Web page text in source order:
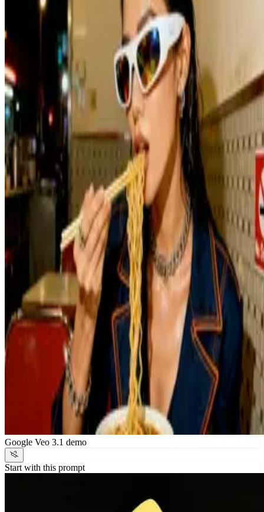
Google Veo 3.1 demo
Start with this prompt